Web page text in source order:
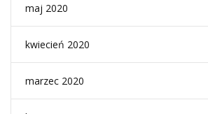
maj 2020
kwiecień 2020
marzec 2020